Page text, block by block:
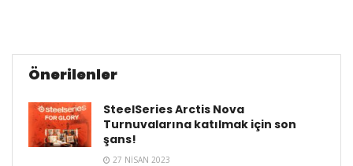
Önerilenler
SteelSeries Arctis Nova
Turnuvalarına katılmak için son
şans!
27 NISAN 2023